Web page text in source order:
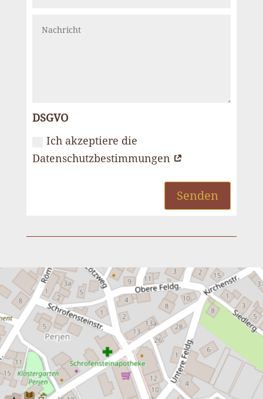
DSGVO
Ich akzeptiere die
Datenschutzbestimmungen
Senden